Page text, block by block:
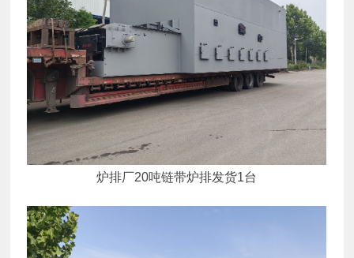
炉排厂20吨链带炉排发货1台